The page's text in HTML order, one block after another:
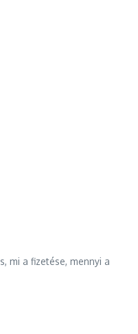
mi a fizetése, mennyi a